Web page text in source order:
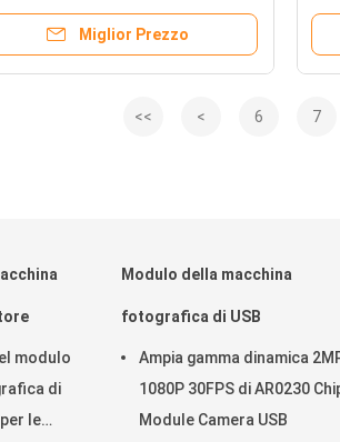
Miglior Prezzo
<< < 6 7
modulo
di
per le
Modulo della macchina
fotografica di USB
Ampia gamma dinamica
1080P 30FPS di AR0230
Module Camera USB